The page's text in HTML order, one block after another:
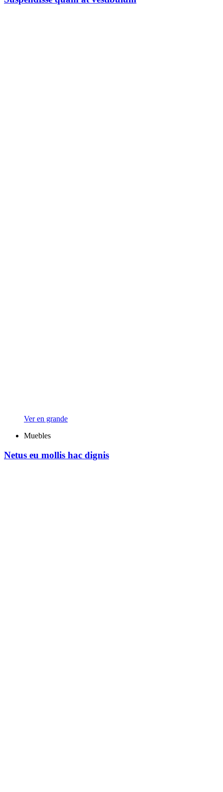
Ver en grande
Muebles
Netus eu mollis hac dignis